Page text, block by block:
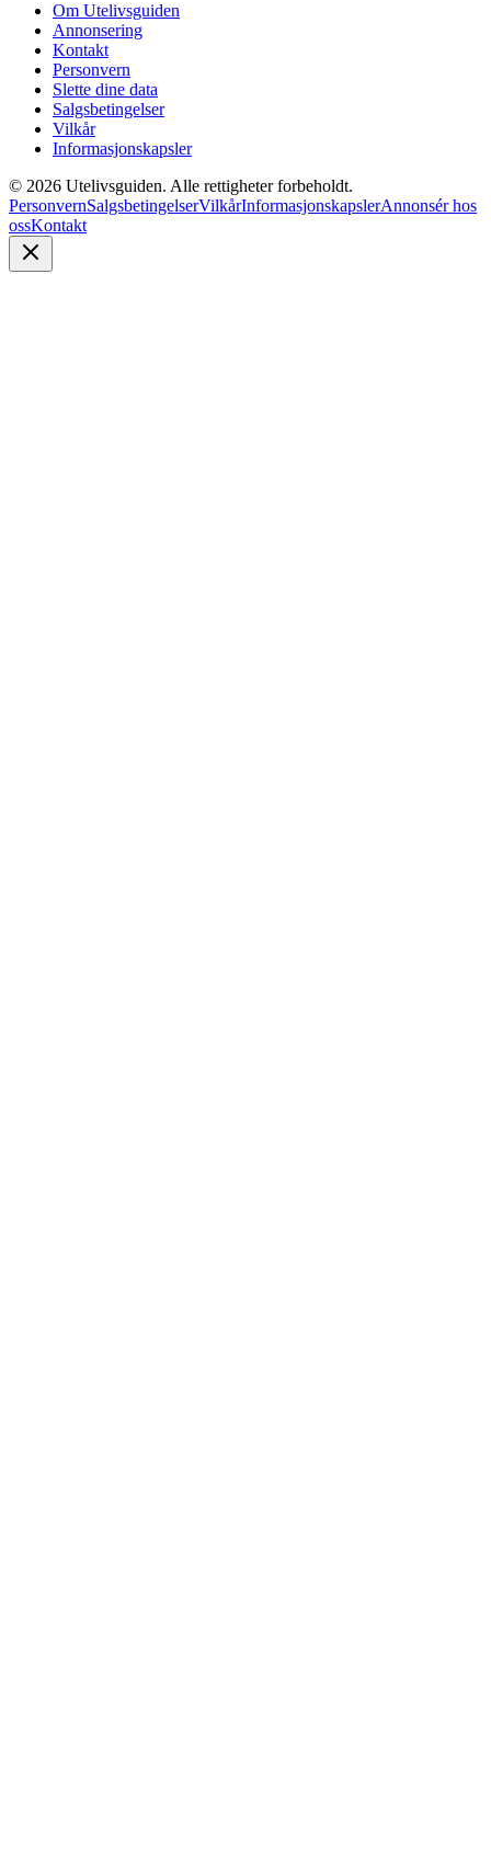
Om Utelivsguiden
Annonsering
Kontakt
Personvern
Slette dine data
Salgsbetingelser
Vilkår
Informasjonskapsler
© 2026 Utelivsguiden. Alle rettigheter forbeholdt.
PersonvernSalgsbetingelserVilkårInformasjonskapslerAnnonsér hos
ossKontakt